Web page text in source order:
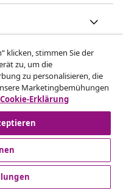
klicken, stimmen Sie der
zu, um die
zu personalisieren, die
Marketingbemühungen
Erklärung